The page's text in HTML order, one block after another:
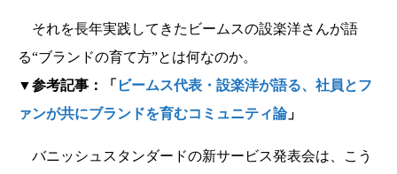
それを長年実践してきたビームスの設楽洋さんが語
る“ブランドの育て方”とは何なのか。
▼参考記事：「 ビームス代表・設楽洋が語る、社員とフ
ァンが共にブランドを育むコミュニティ論」
バニッシュスタンダードの新サービス発表会は、こう